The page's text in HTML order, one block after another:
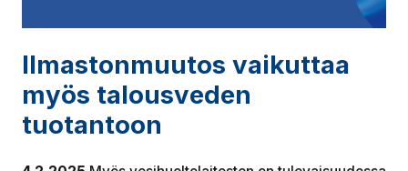
Il­mas­ton­muu­tos vaikuttaa
myös talousveden
tuotantoon